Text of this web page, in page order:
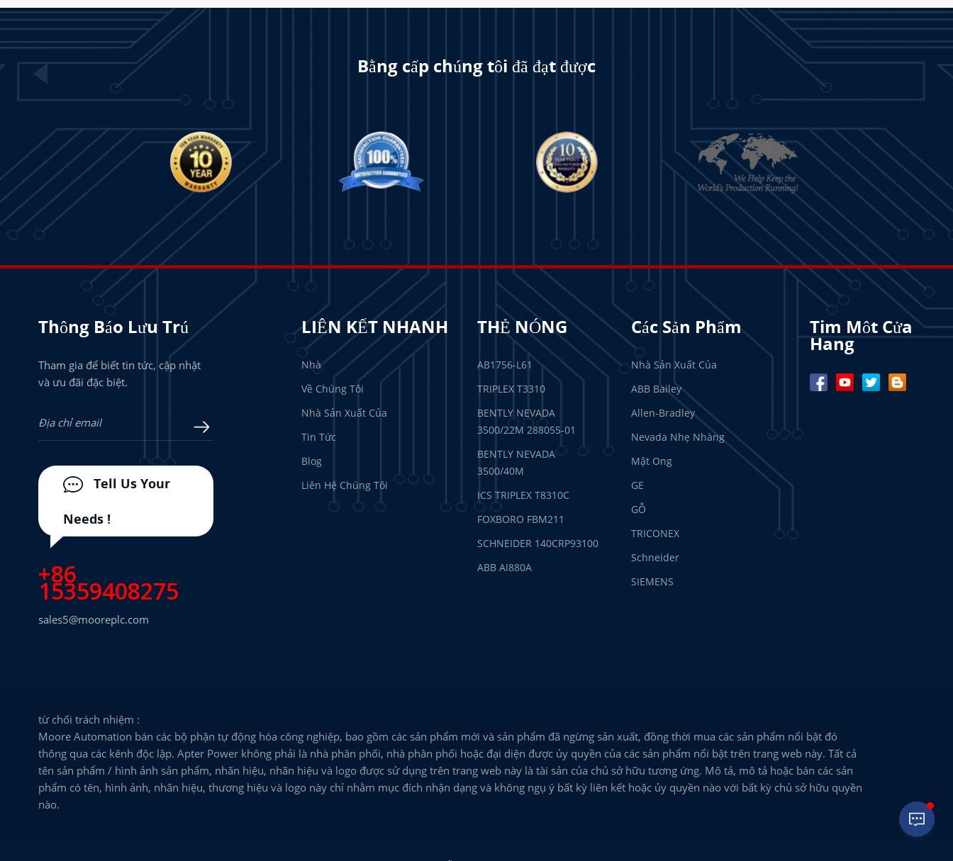
Bằng cấp chúng tôi đã đạt được
Thông Báo Lưu Trú
Tham gia để biết tin tức, cập nhật
và ưu đãi đặc biệt.
Tell Us Your
Needs !
+86
15359408275
sales5@mooreplc.com
LIÊN KẾT NHANH
Nhà
Về Chúng Tôi
Nhà Sản Xuất Của
Tin Tức
Blog
Liên Hệ Chúng Tôi
THẺ NÓNG
AB1756-L61
TRIPLEX T3310
BENTLY NEVADA
3500/22M 288055-01
BENTLY NEVADA
3500/40M
ICS TRIPLEX T8310C
FOXBORO FBM211
SCHNEIDER 140CRP93100
ABB AI880A
Các Sản Phẩm
Nhà Sản Xuất Của
ABB Bailey
Allen-Bradley
Nevada Nhẹ Nhàng
Mật Ong
GE
GỖ
TRICONEX
Schneider
SIEMENS
Tim Môt Cửa
Hang
từ chối trách nhiệm :
Moore Automation bán các bộ phận tự động hóa công nghiệp, bao gồm các sản phẩm mới và sản phẩm đã ngừng sản xuất, đồng thời mua các sản phẩm nổi bật đó
thông qua các kênh độc lập. Apter Power không phải là nhà phân phối, nhà phân phối hoặc đại diện được ủy quyền của các sản phẩm nổi bật trên trang web này. Tất cả
tên sản phẩm / hình ảnh sản phẩm, nhãn hiệu, nhãn hiệu và logo được sử dụng trên trang web này là tài sản của chủ sở hữu tương ứng. Mô tả, mô tả hoặc bán các sản
phẩm có tên, hình ảnh, nhãn hiệu, thương hiệu và logo này chỉ nhằm mục đích nhận dạng và không ngụ ý bất kỳ liên kết hoặc ủy quyền nào với bất kỳ chủ sở hữu quyền
nào.